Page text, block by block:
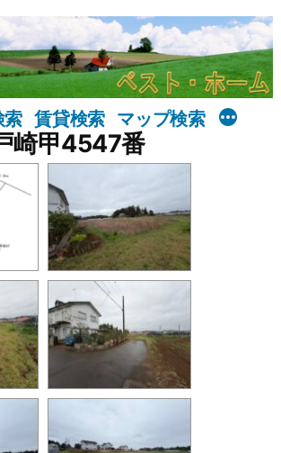
索 賃貸検索 マップ検索
崎甲4547番